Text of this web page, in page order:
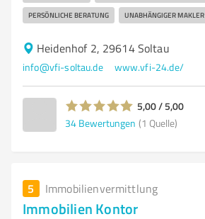
PERSÖNLICHE BERATUNG UNABHÄNGIGER MAKLER
Heidenhof 2, 29614 Soltau
info@vfi-soltau.de www.vfi-24.de/
5,00 / 5,00
34 Bewertungen (1 Quelle)
5 Immobilienvermittlung
Immobilien Kontor